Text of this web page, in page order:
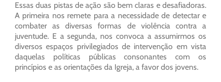
Essas duas pistas de ação são bem claras e desafiadoras.
A primeira nos remete para a necessidade de detectar e
combater as diversas formas de violência contra a
juventude. E a segunda, nos convoca a assumirmos os
diversos espaços privilegiados de intervenção em vista
daquelas políticas públicas consonantes com os
princípios e as orientações da Igreja, a favor dos jovens.